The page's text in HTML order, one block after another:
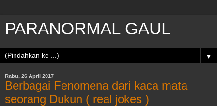
PARANORMAL GAUL
▼
Rabu, 26 April 2017
Berbagai Fenomena dari kaca mata
seorang Dukun ( real jokes )